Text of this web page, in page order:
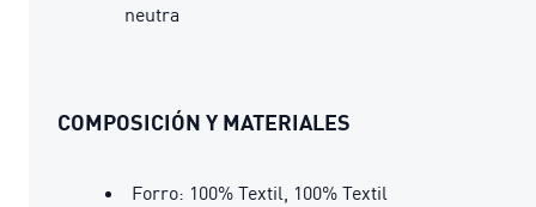
neutra
COMPOSICIÓN Y MATERIALES
Forro: 100% Textil, 100% Textil